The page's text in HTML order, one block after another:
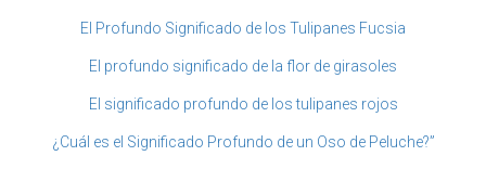
El Profundo Significado de los Tulipanes Fucsia
El profundo significado de la flor de girasoles
El significado profundo de los tulipanes rojos
¿Cuál es el Significado Profundo de un Oso de Peluche?”